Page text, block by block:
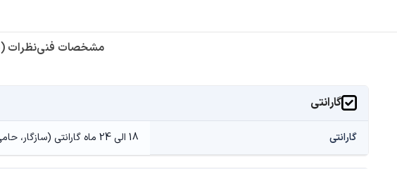
مشخصات فنینظرات (0)
گارانتی
گارانتی 18 الی 24 ماه گارانتی (سازگار، حامی، آواژنگ)